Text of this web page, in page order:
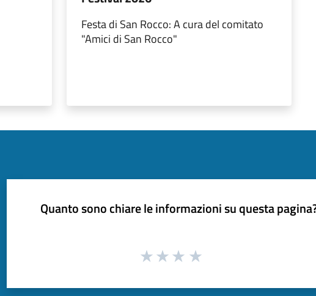
Festa di San Rocco: A cura del comitato
"Amici di San Rocco"
Quanto sono chiare le informazioni su questa